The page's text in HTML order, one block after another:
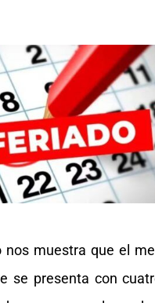
nos muestra que el
se presenta con